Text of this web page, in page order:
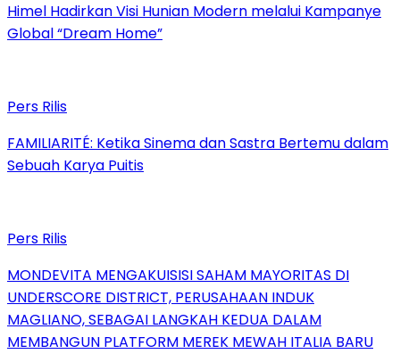
Himel Hadirkan Visi Hunian Modern melalui Kampanye
Global “Dream Home”
Pers Rilis
FAMILIARITÉ: Ketika Sinema dan Sastra Bertemu dalam
Sebuah Karya Puitis
Pers Rilis
MONDEVITA MENGAKUISISI SAHAM MAYORITAS DI
UNDERSCORE DISTRICT, PERUSAHAAN INDUK
MAGLIANO, SEBAGAI LANGKAH KEDUA DALAM
MEMBANGUN PLATFORM MEREK MEWAH ITALIA BARU